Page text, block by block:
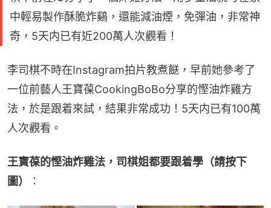
中輕易製作酥脆炸鷄，還能減油煙，免彈油，非常神
奇，5天内已有近200萬人次觀看！
李司棋不時在Instagram拍片教煮餸，早前她參考了
一位前藝人王寶葆CookingBoBo分享的慳油炸雞方
法，於是跟着來試，結果非常成功！5天内已有100萬
人次觀看。
王寶葆的慳油炸雞法，司棋姐都要跟着學（請按下
圖）
：